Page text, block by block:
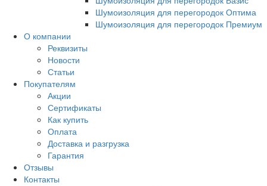
Шумоизоляция для перегородок Оптима
Шумоизоляция для перегородок Премиум
О компании
Реквизиты
Новости
Статьи
Покупателям
Акции
Сертификаты
Как купить
Оплата
Доставка и разгрузка
Гарантия
Отзывы
Контакты